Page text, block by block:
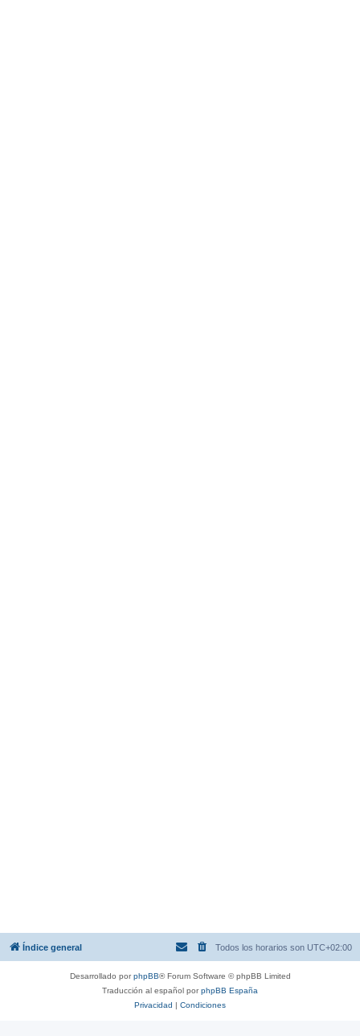
Índice general Todos los horarios son UTC+02:00
Desarrollado porphpBB® Forum Software © phpBB Limited
Traducción al español porphpBB España
Privacidad | Condiciones